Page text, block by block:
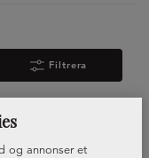
og annonser et
Filtrera